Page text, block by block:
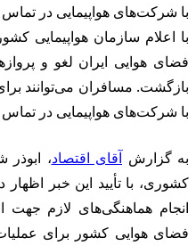
شرکت‌های هواپیمایی در تماس
اعلام سازمان هواپیمایی
هوایی ایران لغو و
مسافران می‌توانند برای
شرکت‌های هواپیمایی در تماس
گزارشآقای اقتصاد، ابوذر
با تأیید این خبر
هماهنگی‌های لازم جهت
هوایی کشور برای